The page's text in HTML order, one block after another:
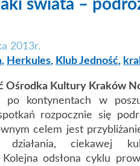
świata –
2013r.
, Herkules, Klub Jedność,
Ośrodka Kultury Kraków
kontynentach w
rozpocznie się
celem jest
działania, ciekawej
odsłona cyklu